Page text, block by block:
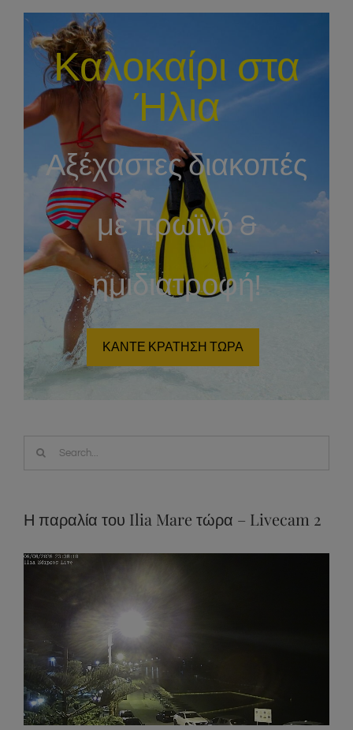
Καλοκαίρι στα
Ήλια
Αξέχαστες διακοπές
με πρωϊνό &
ημιδιατροφή!
ΚΑΝΤΕ ΚΡΑΤΗΣΗ ΤΩΡΑ
Search
Η παραλία του Ilia Mare τώρα – Livecam 2
Unmute
Stream